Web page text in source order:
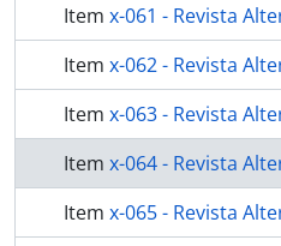
Item x-061 - Revista
Item x-062 - Revista
Item x-063 - Revista
Item x-064 - Revista
Item x-065 - Revista